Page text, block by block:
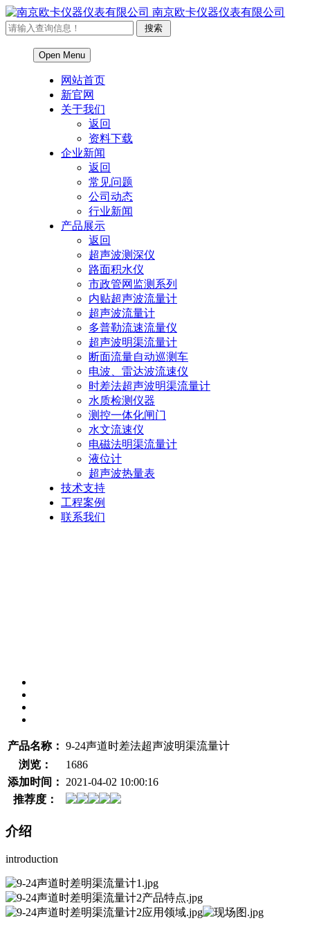
南京欧卡仪器仪表有限公司
Open Menu
网站首页
新官网
关于我们
返回
资料下载
企业新闻
返回
常见问题
公司动态
行业新闻
产品展示
返回
超声波测深仪
路面积水仪
市政管网监测系列
内贴超声波流量计
超声波流量计
多普勒流速流量仪
超声波明渠流量计
断面流量自动巡测车
电波、雷达波流速仪
时差法超声波明渠流量计
水质检测仪器
测控一体化闸门
水文流速仪
电磁法明渠流量计
液位计
超声波热量表
技术支持
工程案例
联系我们
产品名称： 9-24声道时差法超声波明渠流量计
浏览：
1686
添加时间：
2021-04-02 10:00:16
推荐度：
介绍
introduction